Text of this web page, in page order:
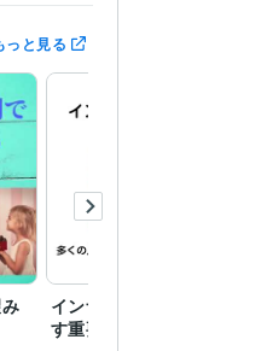
っと見る
インナーチャイルドを癒
す重要性